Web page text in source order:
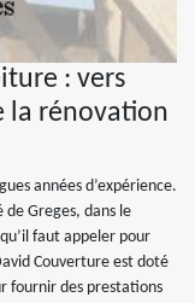
: vers
la rénovation
années d’expérience.
Greges, dans le
faut appeler pour
Couverture est doté
fournir des prestations